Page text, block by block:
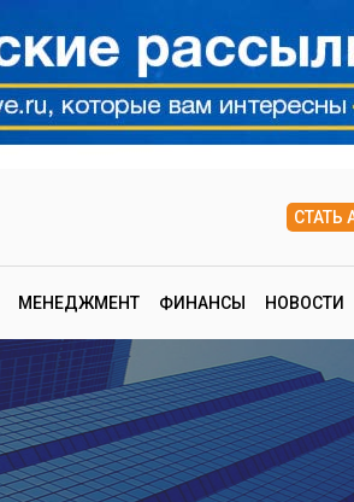
СТАТЬ
МЕНЕДЖМЕНТ ФИНАНСЫ НОВОСТИ